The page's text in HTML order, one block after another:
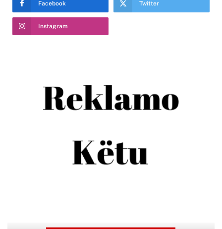
Facebook Twitter
Instagram